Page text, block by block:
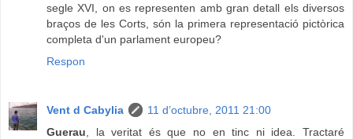
segle XVI, on es representen amb gran detall els diversos
braços de les Corts, són la primera representació pictòrica
completa d'un parlament europeu?
Respon
Vent d Cabylia
11 d’octubre, 2011 21:00
Guerau , la veritat és que no en tinc ni idea. Tractaré